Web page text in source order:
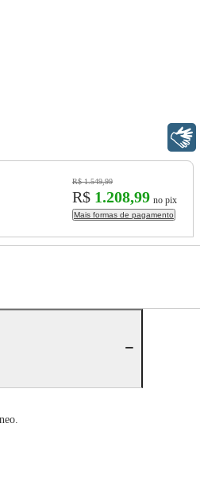
R$ 1.549,99
R$ 1.208,99 no pix
Mais formas de pagamento